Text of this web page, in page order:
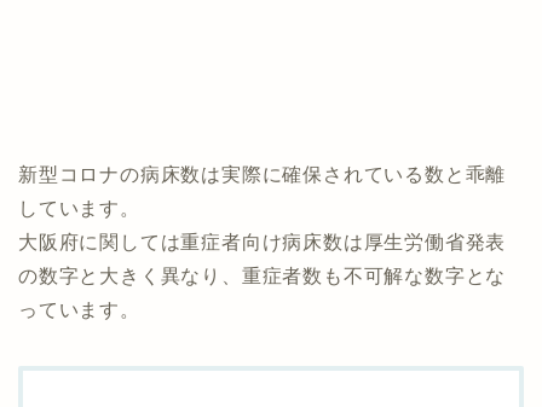
新型コロナの病床数は実際に確保されている数と乖離
しています。
大阪府に関しては重症者向け病床数は厚生労働省発表
の数字と大きく異なり、重症者数も不可解な数字とな
っています。